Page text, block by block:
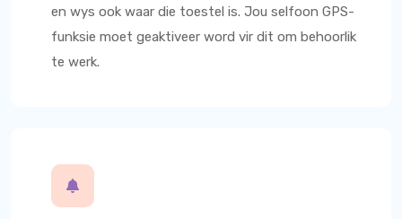
en wys ook waar die toestel is. Jou selfoon GPS-
funksie moet geaktiveer word vir dit om behoorlik
te werk.